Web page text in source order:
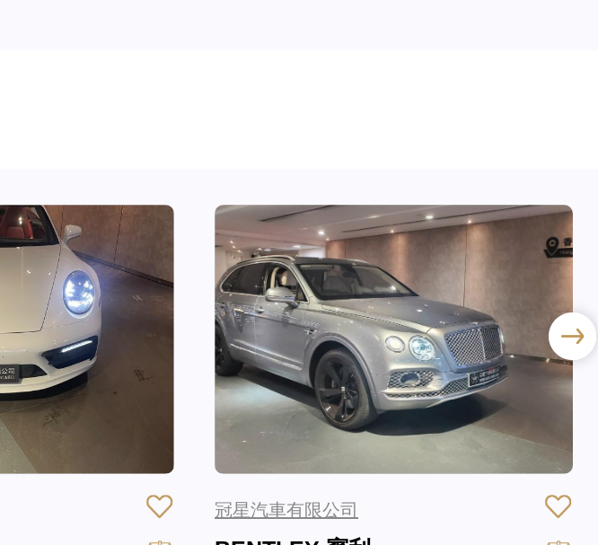
冠星汽車有限公司